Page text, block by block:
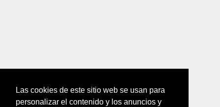
Las cookies de este sitio web se usan para
personalizar el contenido y los anuncios y